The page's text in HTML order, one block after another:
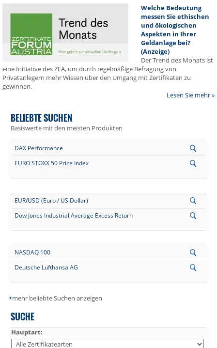
Welche Bedeutung
messen Sie ethischen
und ökologischen
Aspekten in Ihrer
Geldanlage bei?
(Anzeige)
Der Trend des Monats ist
eine Initiative des ZFA, um durch regelmäßige Befragung von
Privatanlegern mehr Wissen über den Umgang mit Zertifikaten zu
gewinnen.
Lesen Sie mehr »
BELIEBTE SUCHEN
Basiswerte mit den meisten Produkten
DAX Performance
EURO STOXX 50 Price Index
EUR/USD (Euro / US Dollar)
Dow Jones Industrial Average Excess Return
NASDAQ 100
Deutsche Lufthansa AG
mehr beliebte Suchen anzeigen
SUCHE
Hauptart: